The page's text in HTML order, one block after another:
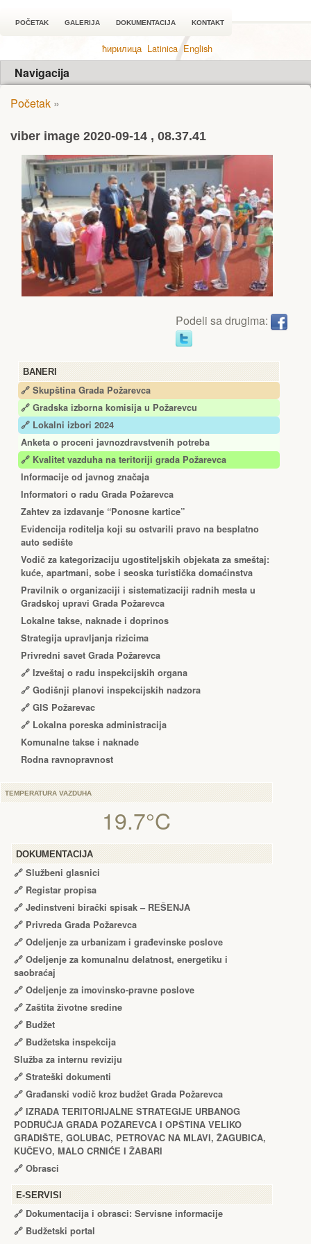
POČETAK GALERIJA DOKUMENTACIJA KONTAKT
ћирилица Latinica English
Navigacija
BANERI
🔗 Skupština Grada Požarevca
🔗 Gradska izborna komisija u Požarevcu
🔗 Lokalni izbori 2024
Anketa o proceni javnozdravstvenih potreba
🔗 Kvalitet vazduha na teritoriji grada Požarevca
Informacije od javnog značaja
Informatori o radu Grada Požarevca
Zahtev za izdavanje “Ponosne kartice”
Еvidencija roditelja koji su ostvarili pravo na besplatno
auto sedište
Vodič za kategorizaciju ugostiteljskih objekata za smeštaj:
kuće, apartmani, sobe i seoska turistička domaćinstva
Pravilnik o organizaciji i sistematizaciji radnih mesta u
Gradskoj upravi Grada Požarevca
Lokalne takse, naknade i doprinos
Strategija upravljanja rizicima
Privredni savet Grada Požarevca
🔗 Izveštaj o radu inspekcijskih organa
🔗 Godišnji planovi inspekcijskih nadzora
🔗 GIS Požarevac
🔗 Lokalna poreska administracija
Komunalne takse i naknade
Rodna ravnopravnost
Početak »
viber image 2020-09-14 , 08.37.41
Podeli sa drugima:
TEMPERATURA VAZDUHA
19.7°C
DOKUMENTACIJA
🔗 Službeni glasnici
🔗 Registar propisa
🔗 Jedinstveni birački spisak – RЕŠЕNJA
🔗 Privreda Grada Požarevca
🔗 Odeljenje za urbanizam i građevinske poslove
🔗 Odeljenje za komunalnu delatnost, energetiku i
saobraćaj
🔗 Odeljenje za imovinsko-pravne poslove
🔗 Zaštita životne sredine
🔗 Budžet
🔗 Budžetska inspekcija
Služba za internu reviziju
🔗 Strateški dokumenti
🔗 Građanski vodič kroz budžet Grada Požarevca
🔗 IZRADA TЕRITORIJALNЕ STRATЕGIJЕ URBANOG
PODRUČJA GRADA POŽARЕVCA I OPŠTINA VЕLIKO
GRADIŠTЕ, GOLUBAC, PЕTROVAC NA MLAVI, ŽAGUBICA,
KUČЕVO, MALO CRNIĆЕ I ŽABARI
🔗 Obrasci
Е-SERVISI
🔗 Dokumentacija i obrasci: Servisne informacije
🔗 Budžetski portal